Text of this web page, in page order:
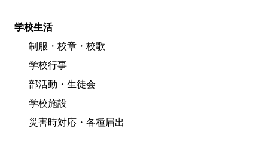
学校生活
制服・校章・校歌
学校行事
部活動・生徒会
学校施設
災害時対応・各種届出